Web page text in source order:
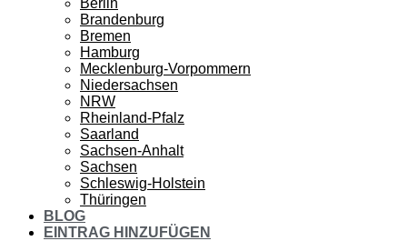
Berlin
Brandenburg
Bremen
Hamburg
Mecklenburg-Vorpommern
Niedersachsen
NRW
Rheinland-Pfalz
Saarland
Sachsen-Anhalt
Sachsen
Schleswig-Holstein
Thüringen
BLOG
EINTRAG HINZUFÜGEN